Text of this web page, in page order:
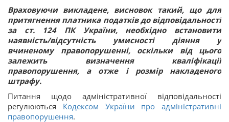
Враховуючи викладене, висновок такий, що для
притягнення платника податків до відповідальності
за ст. 124 ПК України, необхідно встановити
наявність/відсутність умисності діяння у
вчиненому правопорушенні, оскільки від цього
залежить визначення кваліфікації
правопорушення, а отже і розмір накладеного
штрафу.
Питання щодо адміністративної відповідальності
регулюються Кодексом України про адміністративні
правопорушення.